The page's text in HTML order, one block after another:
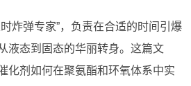
炸弹专家”，负责在合适的时间引爆
液态到固态的华丽转身。这篇文
化剂如何在聚氨酯和环氧体系中实